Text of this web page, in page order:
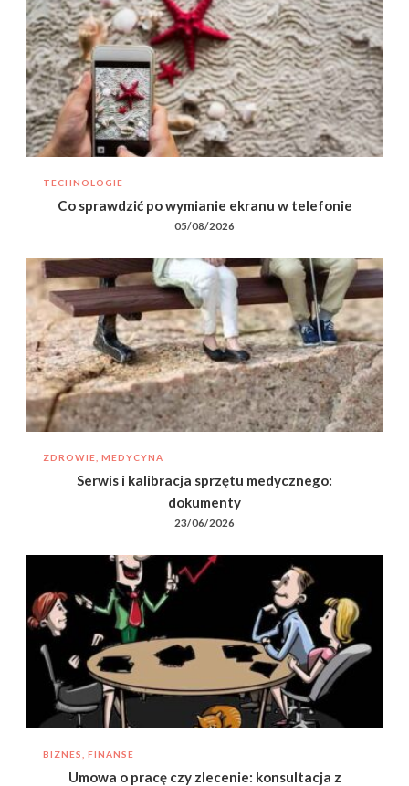
TECHNOLOGIE
Co sprawdzić po wymianie ekranu w telefonie
05/08/2026
ZDROWIE, MEDYCYNA
Serwis i kalibracja sprzętu medycznego:
dokumenty
23/06/2026
BIZNES, FINANSE
Umowa o pracę czy zlecenie: konsultacja z